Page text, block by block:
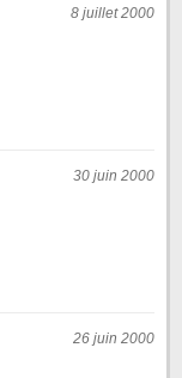
8 juillet 2000
30 juin 2000
26 juin 2000